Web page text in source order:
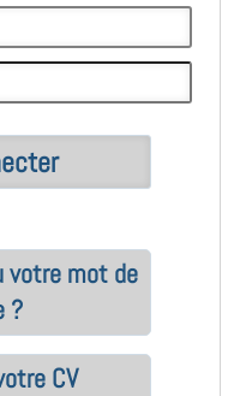
votre mot de
?
CV